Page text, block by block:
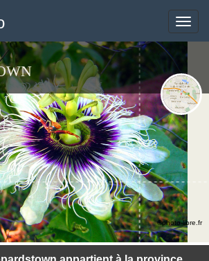
Toggle
©photo-libre.fr
Toggle